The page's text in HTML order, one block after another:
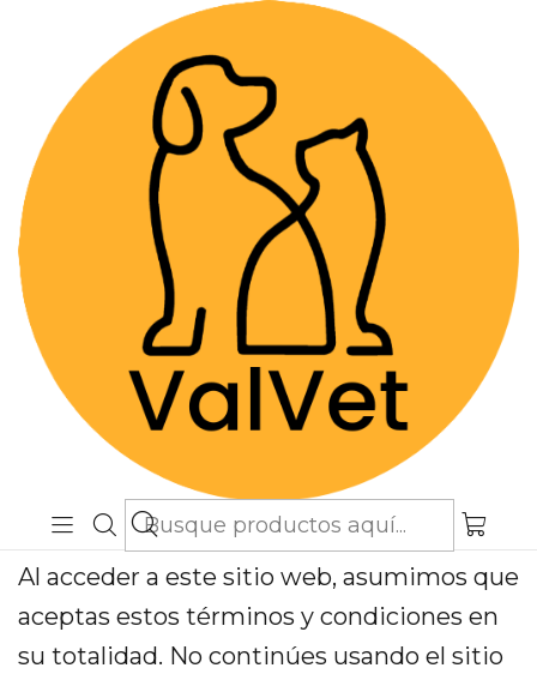
Despacho GRATIS por compras sobre
$89.990(Válido desde Coquimbo hasta Los
Lagos)
Términos y Condiciones
Términos y Condiciones
Bienvenido a ValVet. Estos términos y
condiciones describen las reglas y
regulaciones para el uso del sitio web
ValVet.
ValVet se encuentra en Av Pocuro
3087, local 3.
Al acceder a este sitio web, asumimos que
aceptas estos términos y condiciones en
su totalidad. No continúes usando el sitio